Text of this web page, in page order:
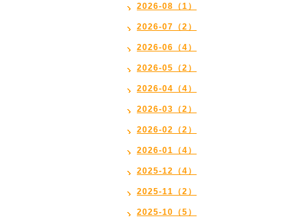
2026-08（1）
2026-07（2）
2026-06（4）
2026-05（2）
2026-04（4）
2026-03（2）
2026-02（2）
2026-01（4）
2025-12（4）
2025-11（2）
2025-10（5）